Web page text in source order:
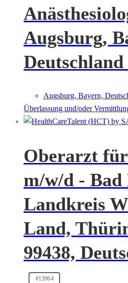
Augsburg,
Deutschland
Augsburg, Bayern,
Überlassung und/oder
Oberarzt
m/w/d - Bad
Landkreis
Land,
99438,
#13964